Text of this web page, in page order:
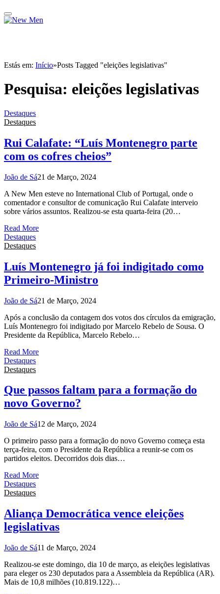
Estás em: Início»Posts Tagged "eleições legislativas"
Pesquisa: eleições legislativas
Destaques
Destaques
Rui Calafate: “Luís Montenegro parte
com os cofres cheios”
João de Sá21 de Março, 2024
A New Men esteve no International Club of Portugal, onde o
comentador e consultor de comunicação Rui Calafate interveio
sobre vários assuntos. Realizou-se esta quarta-feira (20…
Read More
Destaques
Destaques
Luís Montenegro já foi indigitado como
Primeiro-Ministro
João de Sá21 de Março, 2024
Após a conclusão da contagem dos votos dos círculos da emigração,
Luís Montenegro foi indigitado por Marcelo Rebelo de Sousa. O
Presidente da República, Marcelo Rebelo…
Read More
Destaques
Destaques
Que passos faltam para a formação do
novo Governo?
João de Sá12 de Março, 2024
O primeiro passo para a formação do novo Governo começa esta
terça-feira, com o Presidente da República a reunir-se com os
partidos eleitos. Decorridos dois dias…
Read More
Destaques
Destaques
Aliança Democrática vence eleições
legislativas
João de Sá11 de Março, 2024
Realizou-se este domingo, dia 10 de março, as eleições legislativas
para eleger os 230 deputados para a Assembleia da República (AR).
Mais de 10,8 milhões (10.819.122)…